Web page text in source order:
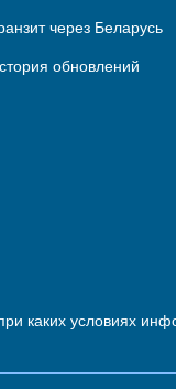
через Беларусь
обновлений
каких условиях